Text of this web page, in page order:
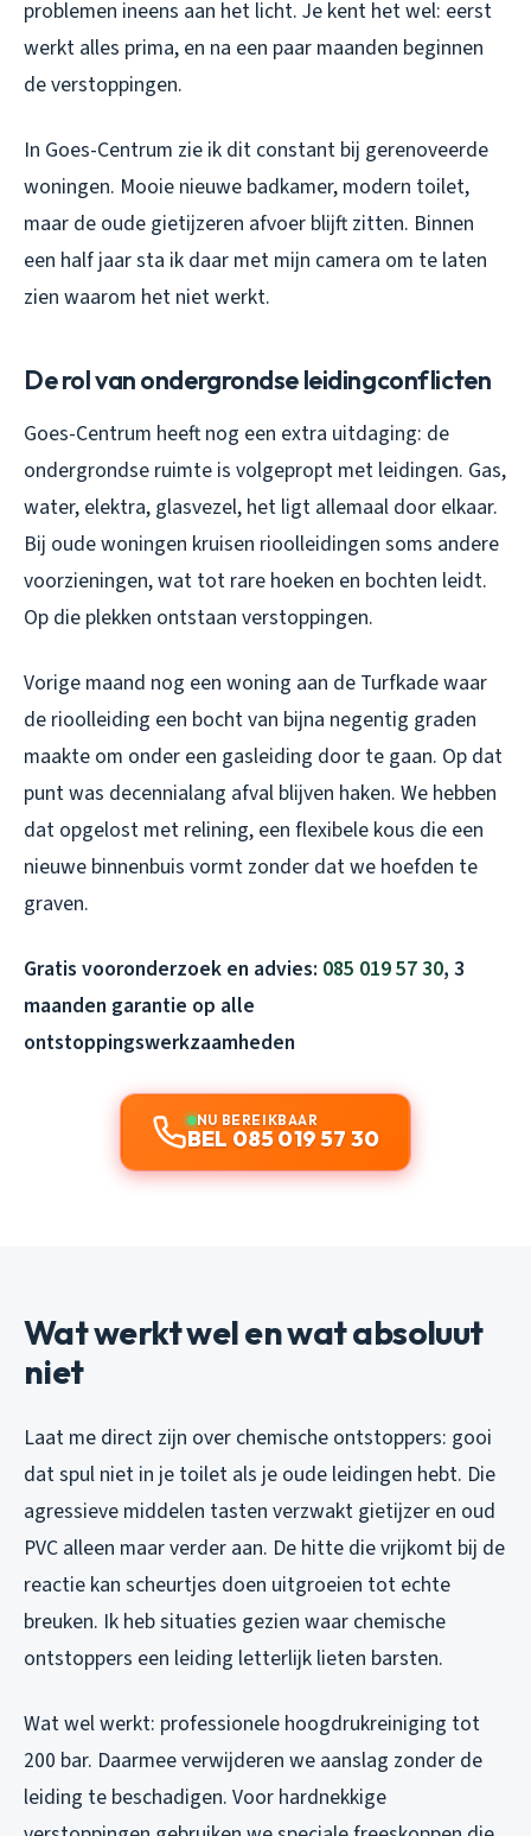
problemen ineens aan het licht. Je kent het wel: eerst
werkt alles prima, en na een paar maanden beginnen
de verstoppingen.
In Goes-Centrum zie ik dit constant bij gerenoveerde
woningen. Mooie nieuwe badkamer, modern toilet,
maar de oude gietijzeren afvoer blijft zitten. Binnen
een half jaar sta ik daar met mijn camera om te laten
zien waarom het niet werkt.
De rol van ondergrondse leidingconflicten
Goes-Centrum heeft nog een extra uitdaging: de
ondergrondse ruimte is volgepropt met leidingen. Gas,
water, elektra, glasvezel, het ligt allemaal door elkaar.
Bij oude woningen kruisen rioolleidingen soms andere
voorzieningen, wat tot rare hoeken en bochten leidt.
Op die plekken ontstaan verstoppingen.
Vorige maand nog een woning aan de Turfkade waar
de rioolleiding een bocht van bijna negentig graden
maakte om onder een gasleiding door te gaan. Op dat
punt was decennialang afval blijven haken. We hebben
dat opgelost met relining, een flexibele kous die een
nieuwe binnenbuis vormt zonder dat we hoefden te
graven.
Gratis vooronderzoek en advies: 085 019 57 30, 3
maanden garantie op alle
ontstoppingswerkzaamheden
NU BEREIKBAAR
BEL 085 019 57 30
Wat werkt wel en wat absoluut
niet
Laat me direct zijn over chemische ontstoppers: gooi
dat spul niet in je toilet als je oude leidingen hebt. Die
agressieve middelen tasten verzwakt gietijzer en oud
PVC alleen maar verder aan. De hitte die vrijkomt bij de
reactie kan scheurtjes doen uitgroeien tot echte
breuken. Ik heb situaties gezien waar chemische
ontstoppers een leiding letterlijk lieten barsten.
Wat wel werkt: professionele hoogdrukreiniging tot
200 bar. Daarmee verwijderen we aanslag zonder de
leiding te beschadigen. Voor hardnekkige